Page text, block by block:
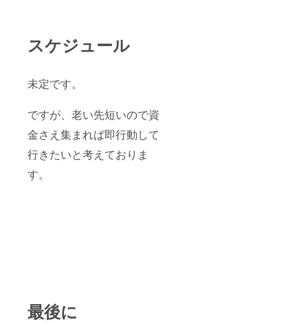
スケジュール
未定です。
ですが、老い先短いので資
金さえ集まれば即行動して
行きたいと考えておりま
す。
最後に